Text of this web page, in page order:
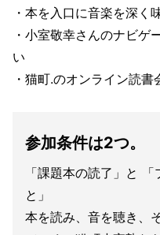
・本を入口に音楽を深く
・小室敬幸さんのナビゲ
い
・猫町.のオンライン読
参加条件は2つ。
「課題本の読了」と
と」
本を読み、音を聴き、